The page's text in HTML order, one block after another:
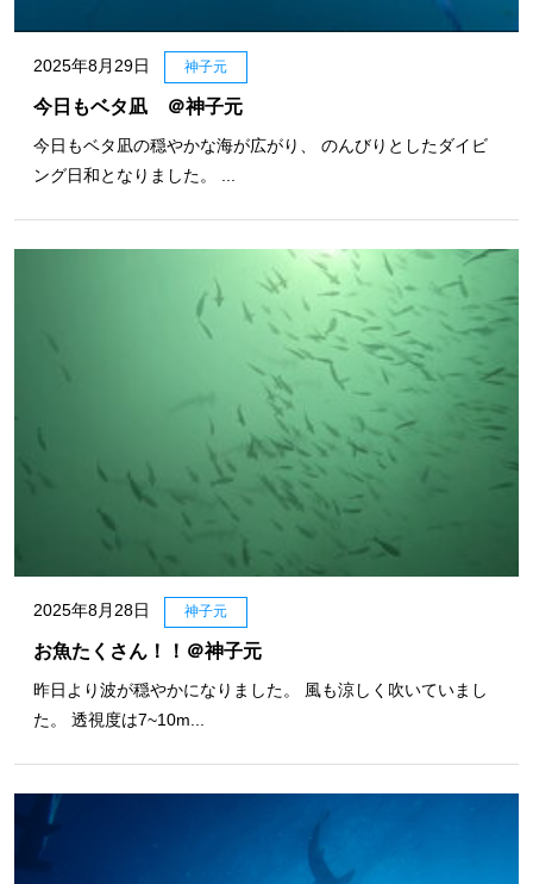
2025年8月29日 神子元
今日もベタ凪 ＠神子元
今日もベタ凪の穏やかな海が広がり、 のんびりとしたダイビ
ング日和となりました。 ...
2025年8月28日 神子元
お魚たくさん！！＠神子元
昨日より波が穏やかになりました。 風も涼しく吹いていまし
た。 透視度は7~10m...